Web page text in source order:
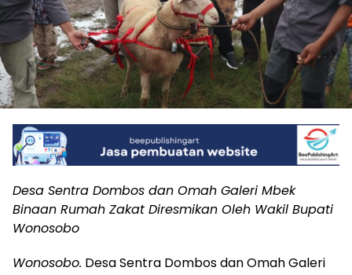
Desa Sentra Dombos dan Omah Galeri Mbek
Binaan Rumah Zakat Diresmikan Oleh Wakil Bupati
Wonosobo
Wonosobo. Desa Sentra Dombos dan Omah Galeri